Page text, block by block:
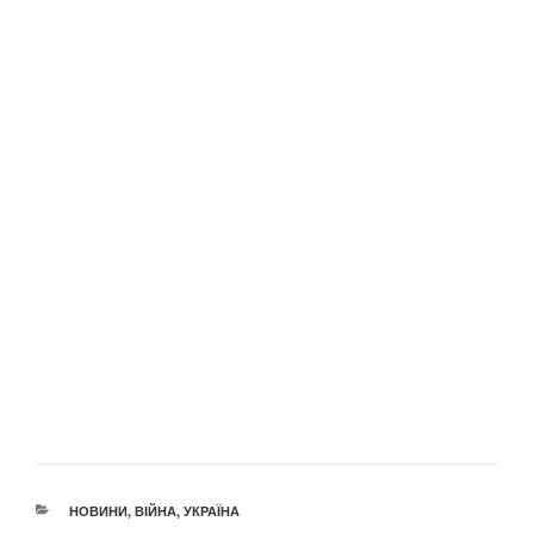
КАТЕГОРІЇ
НОВИНИ, ВІЙНА, УКРАЇНА